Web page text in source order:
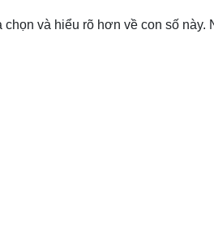
và hiểu rõ hơn về con số này.